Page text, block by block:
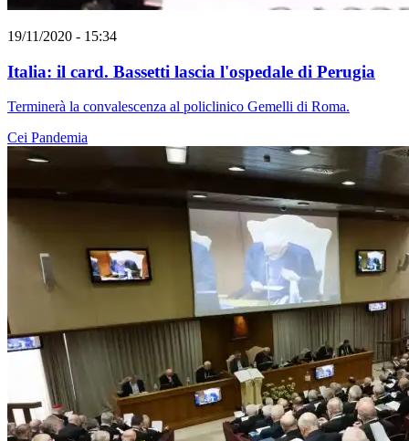
19/11/2020 - 15:34
Italia: il card. Bassetti lascia l'ospedale di Perugia
Terminerà la convalescenza al policlinico Gemelli di Roma.
Cei Pandemia